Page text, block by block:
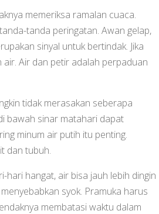
memeriksa ramalan cuaca.
tanda peringatan. Awan gelap,
sinyal untuk bertindak. Jika
Air dan petir adalah perpaduan
tidak merasakan seberapa
bawah sinar matahari dapat
minum air putih itu penting.
dan tubuh.
hari hangat, air bisa jauh lebih dingin
syok. Pramuka harus
membatasi waktu dalam